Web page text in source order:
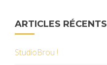
ARTICLES RÉCENTS
StudioBrou !